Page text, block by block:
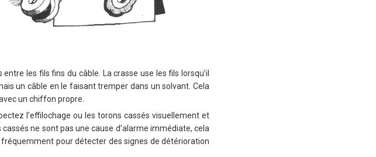
les fils fins du câble. La crasse use les fils lorsqu’il
un câble en le faisant tremper dans un solvant. Cela
un chiffon propre.
l’effilochage ou les torons cassés visuellement et
ne sont pas une cause d’alarme immédiate, cela
pour détecter des signes de détérioration